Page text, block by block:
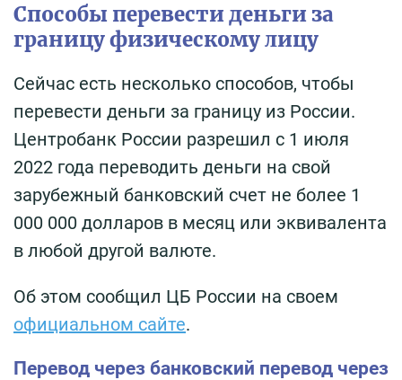
Способы перевести деньги за
границу физическому лицу
Сейчас есть несколько способов, чтобы
перевести деньги за границу из России.
Центробанк России разрешил с 1 июля
2022 года переводить деньги на свой
зарубежный банковский счет не более 1
000 000 долларов в месяц или эквивалента
в любой другой валюте.
Об этом сообщил ЦБ России на своем
официальном cайте.
Перевод через банковский перевод через